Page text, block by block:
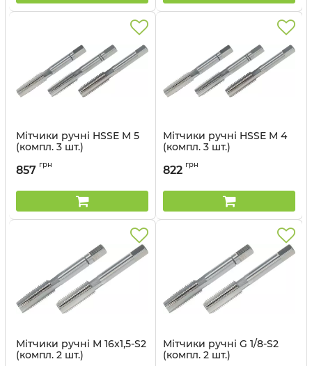
Мітчики ручні HSSE M 5
(компл. 3 шт.)
857 грн
Мітчики ручні HSSE M 4
(компл. 3 шт.)
822 грн
Мітчики ручні M 16x1,5-S2
(компл. 2 шт.)
Мітчики ручні G 1/8-S2
(компл. 2 шт.)